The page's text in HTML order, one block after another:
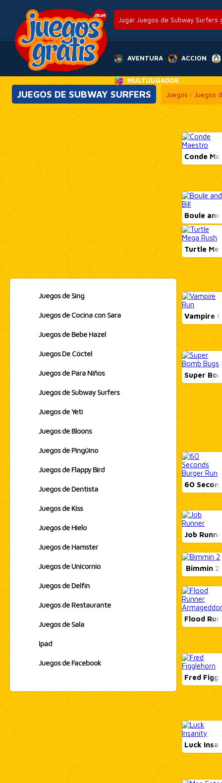
Jugar Juegos de Subway Surfers
AVENTURA ACCION
MULTIJUGADOR
JUEGOS DE SUBWAY SURFERS Juegos / Juegos
Juegos de Sing
Juegos de Cocina con Sara
Juegos de Bebe Hazel
Juegos De Cóctel
Juegos de Para Niños
Juegos de Subway Surfers
Juegos de Yeti
Juegos de Bloons
Juegos de Pingüino
Juegos de Flappy Bird
Juegos de Dentista
Juegos de Kiss
Juegos de Hielo
Juegos de Hamster
Juegos de Unicornio
Juegos de Delfín
Juegos de Restaurante
Juegos de Sala
Ipad
Juegos de Facebook
Conde
Boule
Turtle
Vampire
Super
60
Job
Bimmin 2
Flood
Fred
Luck